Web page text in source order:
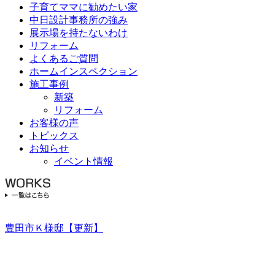
子育てママに勧めたい家
中日設計事務所の強み
展示場を持たないわけ
リフォーム
よくあるご質問
ホームインスペクション
施工事例
新築
リフォーム
お客様の声
トピックス
お知らせ
イベント情報
豊田市Ｋ様邸【更新】